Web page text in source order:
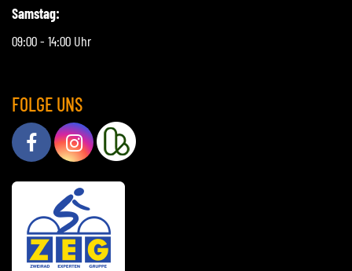
Samstag:
09:00 - 14:00 Uhr
FOLGE UNS